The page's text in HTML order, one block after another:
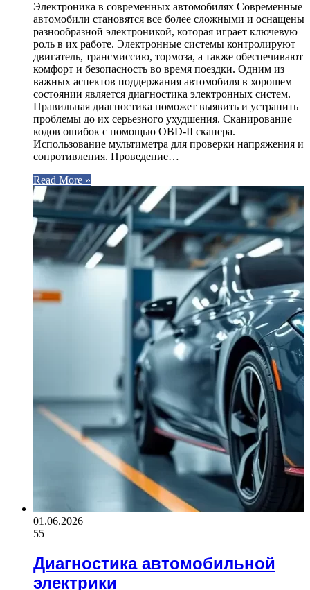
Электроника в современных автомобилях Современные
автомобили становятся все более сложными и оснащены
разнообразной электроникой, которая играет ключевую
роль в их работе. Электронные системы контролируют
двигатель, трансмиссию, тормоза, а также обеспечивают
комфорт и безопасность во время поездки. Одним из
важных аспектов поддержания автомобиля в хорошем
состоянии является диагностика электронных систем.
Правильная диагностика поможет выявить и устранить
проблемы до их серьезного ухудшения. Сканирование
кодов ошибок с помощью OBD-II сканера.
Использование мультиметра для проверки напряжения и
сопротивления. Проведение…
Read More »
01.06.2026
55
Диагностика автомобильной
электрики